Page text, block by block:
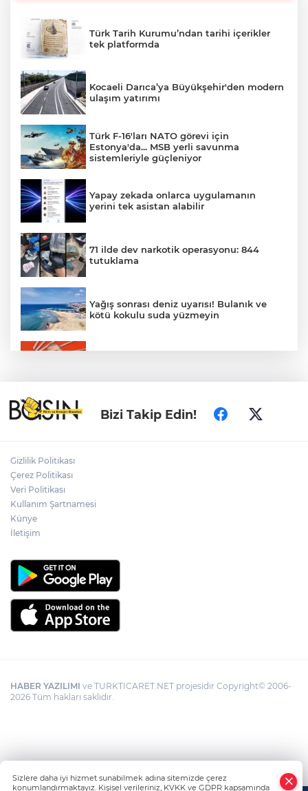
Türk Tarih Kurumu’ndan tarihi içerikler
tek platformda
Kocaeli Darıca’ya Büyükşehir'den modern
ulaşım yatırımı
Türk F-16'ları NATO görevi için
Estonya'da... MSB yerli savunma
sistemleriyle güçleniyor
Yapay zekada onlarca uygulamanın
yerini tek asistan alabilir
71 ilde dev narkotik operasyonu: 844
tutuklama
Yağış sonrası deniz uyarısı! Bulanık ve
kötü kokulu suda yüzmeyin
Türkiye ile Vietnam arasında 'hava'da
yeni dönem... Sefer kapasitesi artırıldı
Bizi Takip Edin!
Gizlilik Politikası
Çerez Politikası
Veri Politikası
Kullanım Şartnamesi
Künye
İletişim
HABER YAZILIMI ve TURKTICARET.NET projesidir Copyright© 2006-
2026 Tüm hakları saklıdır.
Sizlere daha iyi hizmet sunabilmek adına sitemizde çerez
konumlandırmaktayız. Kişisel verileriniz, KVKK ve GDPR kapsamında